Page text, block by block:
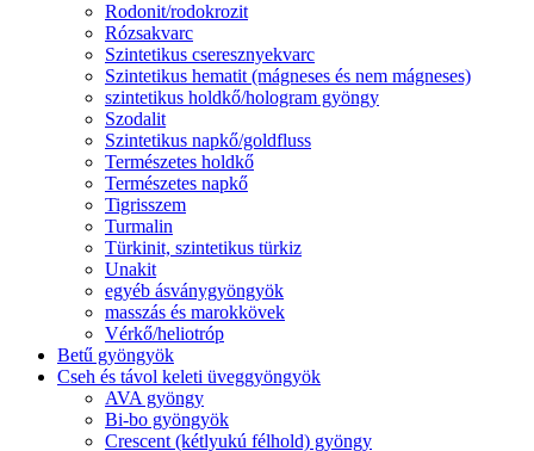
Rodonit/rodokrozit
Rózsakvarc
Szintetikus cseresznyekvarc
Szintetikus hematit (mágneses és nem mágneses)
szintetikus holdkő/hologram gyöngy
Szodalit
Szintetikus napkő/goldfluss
Természetes holdkő
Természetes napkő
Tigrisszem
Turmalin
Türkinit, szintetikus türkiz
Unakit
egyéb ásványgyöngyök
masszás és marokkövek
Vérkő/heliotróp
Betű gyöngyök
Cseh és távol keleti üveggyöngyök
AVA gyöngy
Bi-bo gyöngyök
Crescent (kétlyukú félhold) gyöngy